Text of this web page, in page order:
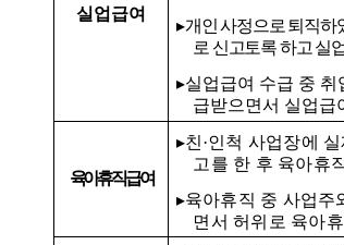
실업급여
▸개인 사정으로 퇴직하
로 신고토록 하고 실
▸실업급여 수급 중 취
급받으면서 실업급
육아휴직급여
▸친·인척 사업장에
고를 한 후 육아휴
▸육아휴직 중 사업주
면서 허위로 육아